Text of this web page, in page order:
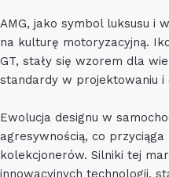
AMG, jako symbol luksusu i
na kulturę motoryzacyjną.
GT, stały się wzorem dla
standardy w projektowaniu i
Ewolucja designu w
agresywnością, co
kolekcjonerów. Silniki tej
innowacyjnych technologii,